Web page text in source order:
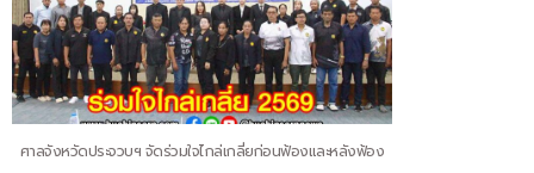
ศาลจังหวัดประจวบฯ จัดร่วมใจไกล่เกลี่ยก่อนฟ้องและหลังฟ้อง